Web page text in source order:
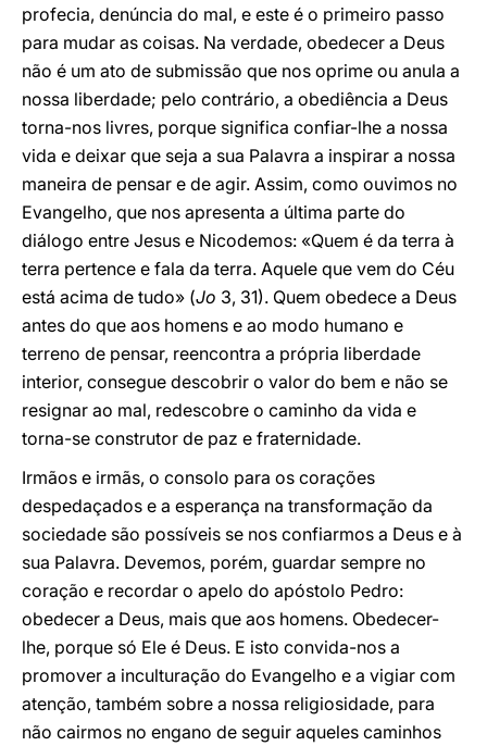
profecia, denúncia do mal, e este é o primeiro passo
para mudar as coisas. Na verdade, obedecer a Deus
não é um ato de submissão que nos oprime ou anula a
nossa liberdade; pelo contrário, a obediência a Deus
torna-nos livres, porque significa confiar-lhe a nossa
vida e deixar que seja a sua Palavra a inspirar a nossa
maneira de pensar e de agir. Assim, como ouvimos no
Evangelho, que nos apresenta a última parte do
diálogo entre Jesus e Nicodemos: «Quem é da terra à
terra pertence e fala da terra. Aquele que vem do Céu
está acima de tudo» (Jo 3, 31). Quem obedece a Deus
antes do que aos homens e ao modo humano e
terreno de pensar, reencontra a própria liberdade
interior, consegue descobrir o valor do bem e não se
resignar ao mal, redescobre o caminho da vida e
torna-se construtor de paz e fraternidade.
Irmãos e irmãs, o consolo para os corações
despedaçados e a esperança na transformação da
sociedade são possíveis se nos confiarmos a Deus e à
sua Palavra. Devemos, porém, guardar sempre no
coração e recordar o apelo do apóstolo Pedro:
obedecer a Deus, mais que aos homens. Obedecer-
lhe, porque só Ele é Deus. E isto convida-nos a
promover a inculturação do Evangelho e a vigiar com
atenção, também sobre a nossa religiosidade, para
não cairmos no engano de seguir aqueles caminhos